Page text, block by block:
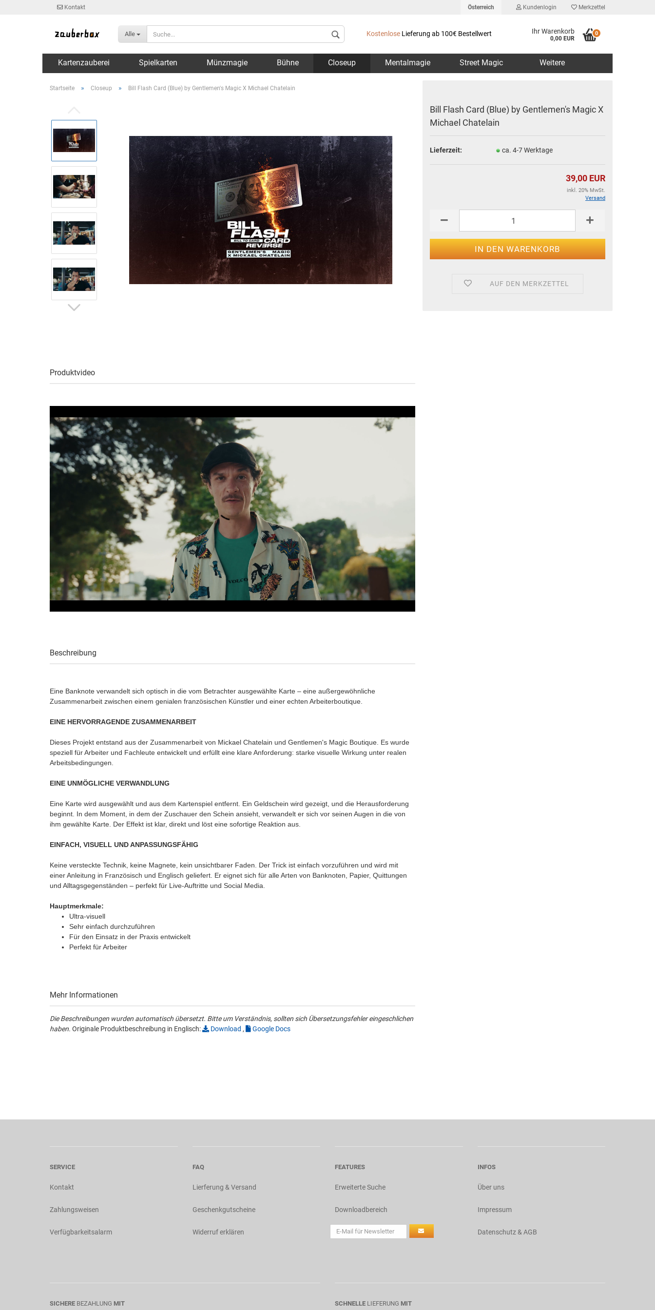
Kontakt Österreich
Lieferland
Kundenlogin Merkzettel
Alle Kostenlose Lieferung ab 100€ Bestellwert Ihr Warenkorb
0,00 EUR
0
Kartenzauberei Spielkarten Münzmagie Bühne Closeup Mentalmagie Street Magic Weitere
Startseite » Closeup » Bill Flash Card (Blue) by Gentlemen's Magic X Michael Chatelain
Bill Flash Card (Blue) by Gentlemen's Magic X
Michael Chatelain
Lieferzeit: ca. 4-7 Werktage
39,00 EUR
inkl. 20% MwSt.
Versand
AUF DEN MERKZETTEL
Produktvideo
Beschreibung
Eine Banknote verwandelt sich optisch in die vom Betrachter ausgewählte Karte – eine außergewöhnliche
Zusammenarbeit zwischen einem genialen französischen Künstler und einer echten Arbeiterboutique.
EINE HERVORRAGENDE ZUSAMMENARBEIT
Dieses Projekt entstand aus der Zusammenarbeit von Mickael Chatelain und Gentlemen's Magic Boutique. Es wurde
speziell für Arbeiter und Fachleute entwickelt und erfüllt eine klare Anforderung: starke visuelle Wirkung unter realen
Arbeitsbedingungen.
EINE UNMÖGLICHE VERWANDLUNG
Eine Karte wird ausgewählt und aus dem Kartenspiel entfernt. Ein Geldschein wird gezeigt, und die Herausforderung
beginnt. In dem Moment, in dem der Zuschauer den Schein ansieht, verwandelt er sich vor seinen Augen in die von
ihm gewählte Karte. Der Effekt ist klar, direkt und löst eine sofortige Reaktion aus.
EINFACH, VISUELL UND ANPASSUNGSFÄHIG
Keine versteckte Technik, keine Magnete, kein unsichtbarer Faden. Der Trick ist einfach vorzuführen und wird mit
einer Anleitung in Französisch und Englisch geliefert. Er eignet sich für alle Arten von Banknoten, Papier, Quittungen
und Alltagsgegenständen – perfekt für Live-Auftritte und Social Media.
Hauptmerkmale:
Ultra-visuell
Sehr einfach durchzuführen
Für den Einsatz in der Praxis entwickelt
Perfekt für Arbeiter
Mehr Informationen
Die Beschreibungen wurden automatisch übersetzt. Bitte um Verständnis, sollten sich Übersetzungsfehler eingeschlichen
haben. Originale Produktbeschreibung in Englisch: Download , Google Docs
SERVICE
Kontakt
Zahlungsweisen
Verfügbarkeitsalarm
FAQ
Lierferung & Versand
Geschenkgutscheine
Widerruf erklären
FEATURES
Erweiterte Suche
Downloadbereich
INFOS
Über uns
Impressum
Datenschutz & AGB
SICHERE BEZAHLUNG MIT SCHNELLE LIEFERUNG MIT